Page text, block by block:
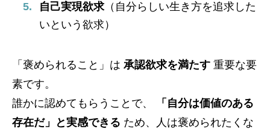
自己実現欲求（自分らしい生き方を追求した
いという欲求）
「褒められること」は 承認欲求を満たす 重要な要
素です。
誰かに認めてもらうことで、
「自分は価値のある
存在だ」と実感できる ため、人は褒められたくな